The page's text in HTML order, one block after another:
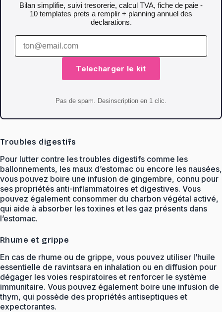
Bilan simplifie, suivi tresorerie, calcul TVA, fiche de paie -
10 templates prets a remplir + planning annuel des
declarations.
Telecharger le kit
Pas de spam. Desinscription en 1 clic.
Troubles digestifs
Pour lutter contre les troubles digestifs comme les
ballonnements, les maux d’estomac ou encore les nausées,
vous pouvez boire une infusion de gingembre, connu pour
ses propriétés anti-inflammatoires et digestives. Vous
pouvez également consommer du charbon végétal activé,
qui aide à absorber les toxines et les gaz présents dans
l’estomac.
Rhume et grippe
En cas de rhume ou de grippe, vous pouvez utiliser l’huile
essentielle de ravintsara en inhalation ou en diffusion pour
dégager les voies respiratoires et renforcer le système
immunitaire. Vous pouvez également boire une infusion de
thym, qui possède des propriétés antiseptiques et
expectorantes.